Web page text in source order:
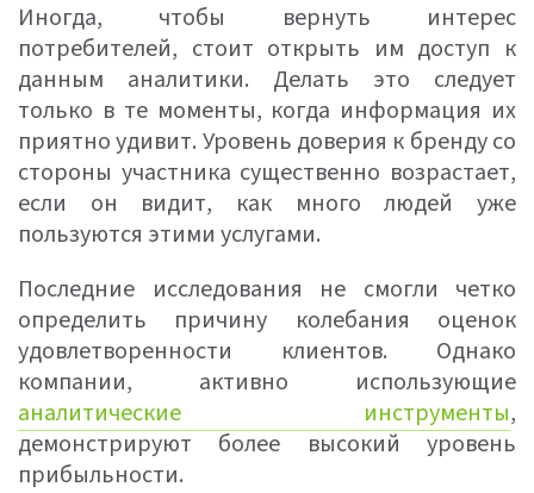
Иногда, чтобы вернуть интерес
потребителей, стоит открыть им доступ к
данным аналитики. Делать это следует
только в те моменты, когда информация их
приятно удивит. Уровень доверия к бренду со
стороны участника существенно возрастает,
если он видит, как много людей уже
пользуются этими услугами.
Последние исследования не смогли четко
определить причину колебания оценок
удовлетворенности клиентов. Однако
компании, активно использующие
аналитические инструменты,
демонстрируют более высокий уровень
прибыльности.